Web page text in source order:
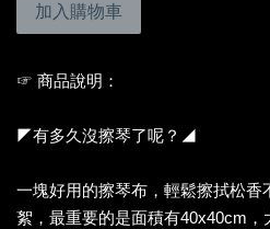
加入購物車
☞ 商品說明：
◤有多久沒擦琴了呢？◢
一塊好用的擦琴布，輕鬆擦拭松香
絮，最重要的是面積有40x40cm